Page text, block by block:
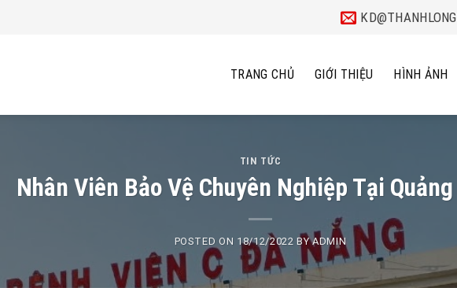
TRANG CHỦ GIỚI THIỆU HÌNH ẢNH
TIN TỨC
Nhân Viên Bảo Vệ Chuyên Nghiệp Tại
POSTED ON 18/12/2022 BYADMIN